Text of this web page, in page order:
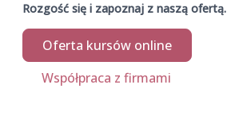
Rozgość się i zapoznaj z naszą ofertą.
Oferta kursów online
Współpraca z firmami